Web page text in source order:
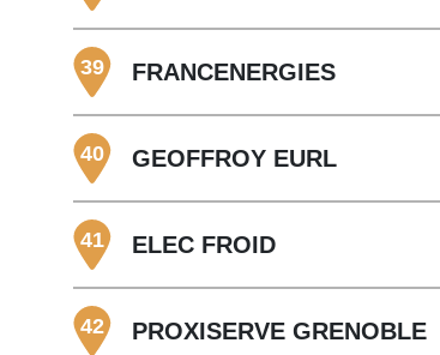
39 FRANCENERGIES
40 GEOFFROY EURL
41 ELEC FROID
42 PROXISERVE GRENOBLE